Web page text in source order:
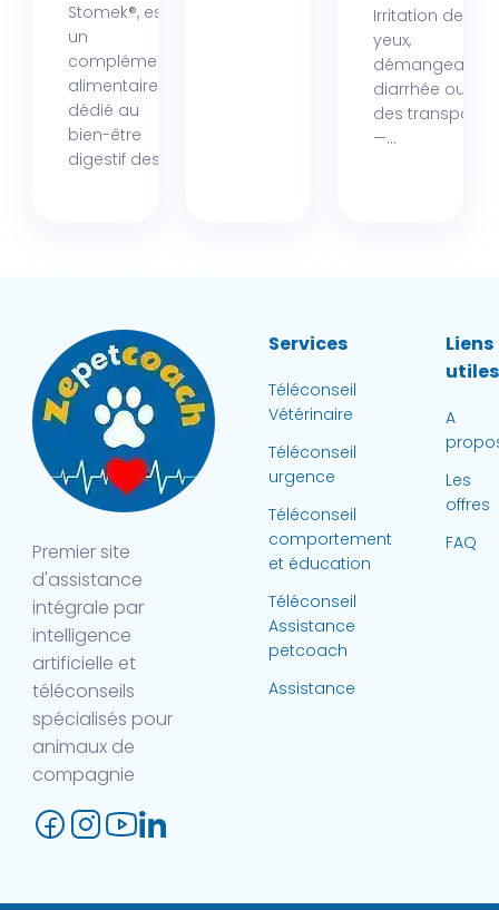
Stomek®, est
un
complément
alimentaire
dédié au
bien-être
digestif des...
Irritation des
yeux,
diarrhée ou
des transports
—...
Premier site
d'assistance
intégrale par
intelligence
artificielle et
téléconseils
spécialisés pour
animaux de
compagnie
Services
Téléconseil
Vétérinaire
Téléconseil
urgence
Téléconseil
comportement
et éducation
Téléconseil
Assistance
petcoach
Assistance
Liens
utiles
A
Les
offres
FAQ